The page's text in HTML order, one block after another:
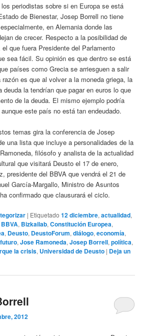
periodistas sobre si en Europa se está
de Bienestar, Josep Borrell no tiene
en Alemania donde las
de crecer. Respecto a la posibilidad de
que fuera Presidente del Parlamento
sea fácil. Su opinión es que dentro se está
países como Grecia se arriesguen a salir
es que al volver a la moneda griega, la
deuda la tendrían que pagar en euros lo que
de la deuda. El mismo ejemplo podría
este país no está tan endeudado.
temas gira la conferencia de Josep
una lista que incluye a personalidades de la
filósofo y analista de la actualidad
que visitará Deusto el 17 de enero,
presidente del BBVA que vendrá el 21 de
García-Margallo, Ministro de Asuntos
confirmado que clausurará el ciclo.
| Etiquetado 12 diciembre,actualidad,
BBVA, Bizkailab,Constitución Europea,
, Deusto, DeustoForum,diálogo,economía,
futuro,Jose Ramoneda,Josep Borrell,política,
la crisis, Universidad de Deusto | Deja un
2012